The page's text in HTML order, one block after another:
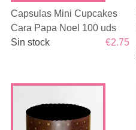
Capsulas Mini Cupcakes
Cara Papa Noel 100 uds
€2.75
Sin stock